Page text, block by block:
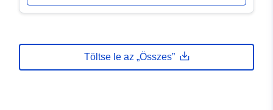
Töltse le az „Összes”